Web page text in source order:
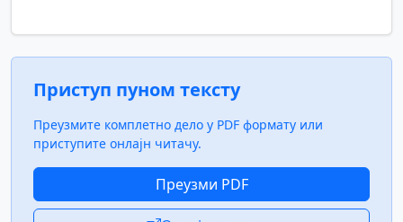
Приступ пуном тексту
Преузмите комплетно дело у PDF формату или
приступите онлајн читачу.
Преузми PDF